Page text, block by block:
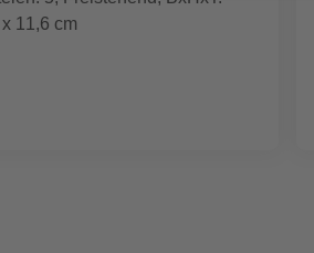
11,6 cm